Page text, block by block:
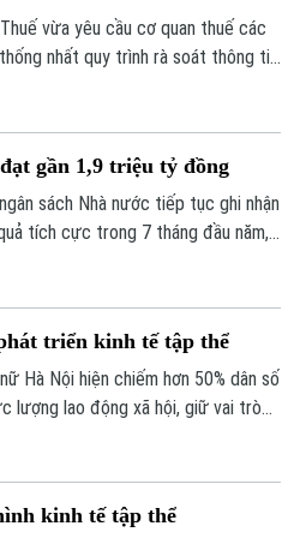
vừa yêu cầu cơ quan thuế các
nhất quy trình rà soát thông tin
thời bảo vệ quyền và lợi ích hợp
của người nộp thuế.
gần 1,9 triệu tỷ đồng
sách Nhà nước tiếp tục ghi nhận
tích cực trong 7 tháng đầu năm,
đặt ra yêu cầu đẩy nhanh thực hiện
những tháng cuối năm.
triển kinh tế tập thể
Hà Nội hiện chiếm hơn 50% dân số
lượng lao động xã hội, giữ vai trò
dạn thay đổi tư duy sản xuất, ứng
kinh tế tập thể